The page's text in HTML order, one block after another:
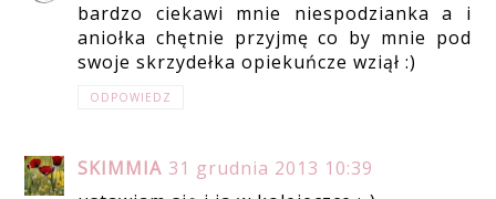
bardzo ciekawi mnie niespodzianka a i
aniołka chętnie przyjmę co by mnie pod
swoje skrzydełka opiekuńcze wziął :)
ODPOWIEDZ
SKIMMIA 31 grudnia 2013 10:39